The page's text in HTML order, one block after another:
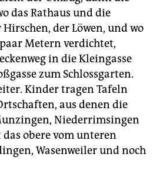
das Rathaus und die
der Löwen, und wo
Metern verdichtet,
in die Kleingasse
zum Schlossgarten.
Kinder tragen Tafeln
aus denen die
Niederrimsingen
obere vom unteren
Wasenweiler und noch